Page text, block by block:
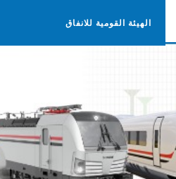
الهيئة القومية للانفاق